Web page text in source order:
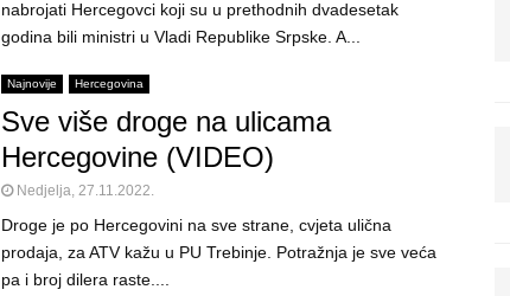
nabrojati Hercegovci koji su u prethodnih dvadesetak
godina bili ministri u Vladi Republike Srpske. A...
Najnovije Hercegovina
Sve više droge na ulicama
Hercegovine (VIDEO)
Nedjelja, 27.11.2022.
Droge je po Hercegovini na sve strane, cvjeta ulična
prodaja, za ATV kažu u PU Trebinje. Potražnja je sve veća
pa i broj dilera raste....